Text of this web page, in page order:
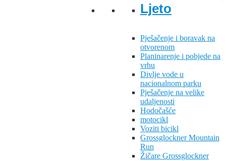
Ljeto
Pješačenje i boravak na
otvorenom
Planinarenje i pobjede na
vrhu
Divlje vode u
nacionalnom parku
Pješačenje na velike
udaljenosti
Hodočašće
motocikl
Voziti bicikl
Grossglockner Mountain
Run
Žičare Grossglockner